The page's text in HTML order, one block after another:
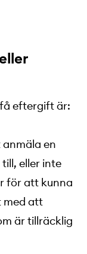
eftergift är:
en
eller inte
för att kunna
med att
är tillräcklig